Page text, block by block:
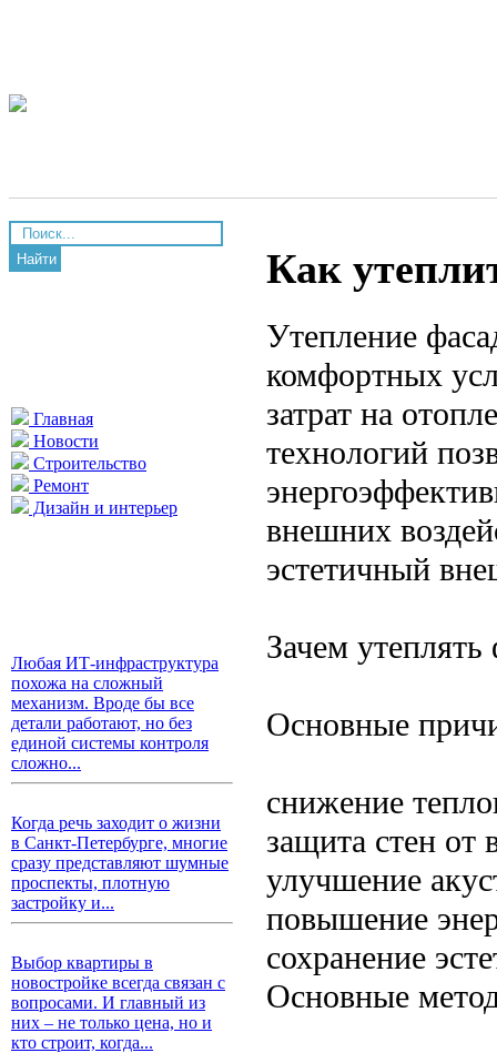
Найти
Главная
Новости
Строительство
Ремонт
Дизайн и интерьер
Любая ИТ-инфраструктура
похожа на сложный
механизм. Вроде бы все
детали работают, но без
единой системы контроля
сложно...
Когда речь заходит о жизни
в Санкт-Петербурге, многие
сразу представляют шумные
проспекты, плотную
застройку и...
Выбор квартиры в
новостройке всегда связан с
вопросами. И главный из
них – не только цена, но и
кто строит, когда...
Как
Утепление
комфортных
затрат на
технологий
внешних
эстетичный
Зачем утеплять
Основные
снижение
защита стен от
улучшение
повышение
сохранение
Основные